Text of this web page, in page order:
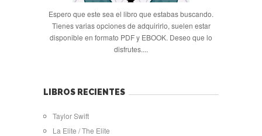
Espero que este sea el libro que estabas buscando.
Tienes varias opciones de adquirirlo, suelen estar
disponible en formato PDF y EBOOK. Deseo que lo
disfrutes....
LIBROS RECIENTES
Taylor Swift
La Elite / The Elite